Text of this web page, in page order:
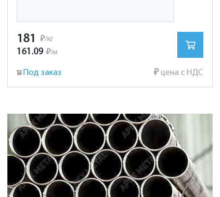
181 ₽/кг
161.09 ₽/м
Под заказ ₽цена с НДС